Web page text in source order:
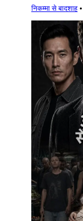
निकम्मा से बादशाह ⦁